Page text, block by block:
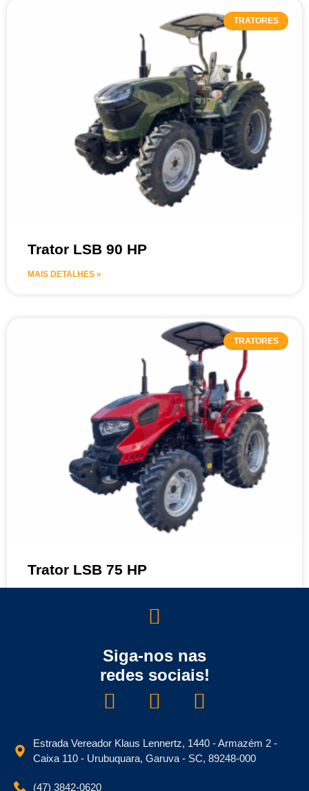
TRATORES
Trator LSB 90 HP
MAIS DETALHES »
TRATORES
Trator LSB 75 HP
Trator LSE(H) 50 HP
Siga-nos nas
redes sociais!
Estrada Vereador Klaus Lennertz, 1440 - Armazém 2 -
Caixa 110 - Urubuquara, Garuva - SC, 89248-000
(47) 3842-0620